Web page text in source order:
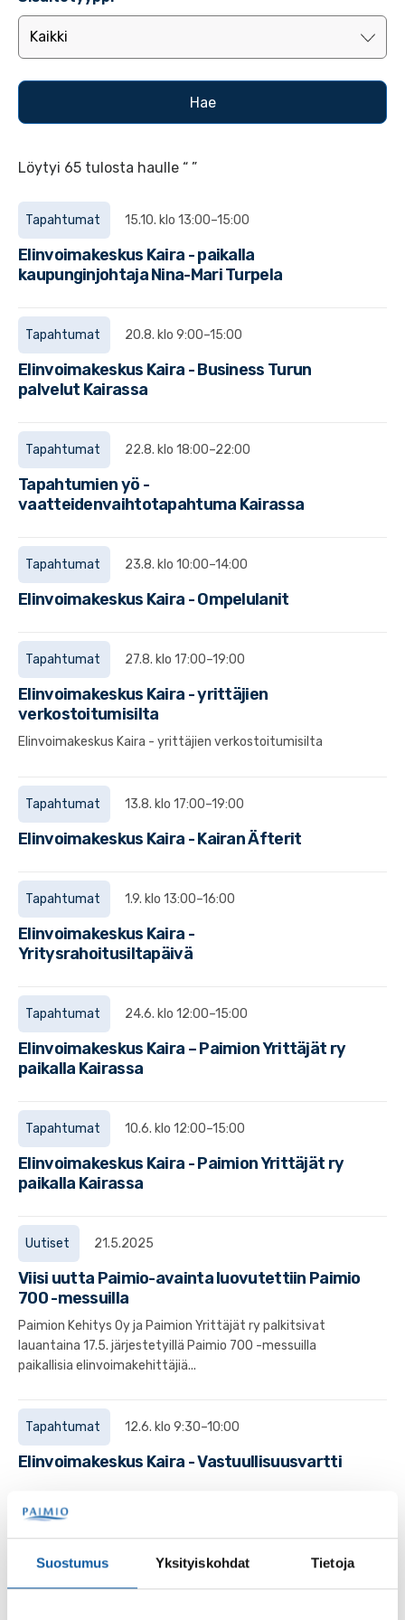
Suostumus Yksityiskohdat Tietoja
Löytyi 65 tulosta haulle “ ”
Tapahtumat 15.10. klo 13:00–15:00
Elinvoimakeskus Kaira - paikalla
kaupunginjohtaja Nina-Mari Turpela
Tapahtumat 20.8. klo 9:00–15:00
Elinvoimakeskus Kaira - Business Turun
palvelut Kairassa
Tapahtumat 22.8. klo 18:00–22:00
Tapahtumien yö -
vaatteidenvaihtotapahtuma Kairassa
Tapahtumat 23.8. klo 10:00–14:00
Elinvoimakeskus Kaira - Ompelulanit
Tapahtumat 27.8. klo 17:00–19:00
Elinvoimakeskus Kaira - yrittäjien
verkostoitumisilta
Elinvoimakeskus Kaira - yrittäjien verkostoitumisilta
Tapahtumat 13.8. klo 17:00–19:00
Elinvoimakeskus Kaira - Kairan Äfterit
Tapahtumat 1.9. klo 13:00–16:00
Elinvoimakeskus Kaira -
Yritysrahoitusiltapäivä
Tapahtumat 24.6. klo 12:00–15:00
Elinvoimakeskus Kaira – Paimion Yrittäjät ry
paikalla Kairassa
Tapahtumat 10.6. klo 12:00–15:00
Elinvoimakeskus Kaira - Paimion Yrittäjät ry
paikalla Kairassa
Uutiset 21.5.2025
Viisi uutta Paimio-avainta luovutettiin Paimio
700 -messuilla
Paimion Kehitys Oy ja Paimion Yrittäjät ry palkitsivat
lauantaina 17.5. järjestetyillä Paimio 700 -messuilla
paikallisia elinvoimakehittäjiä...
Tapahtumat 12.6. klo 9:30–10:00
Elinvoimakeskus Kaira - Vastuullisuusvartti
Tapahtumat
Elinvoimakeskus Kaira - Kairan klinikka some &